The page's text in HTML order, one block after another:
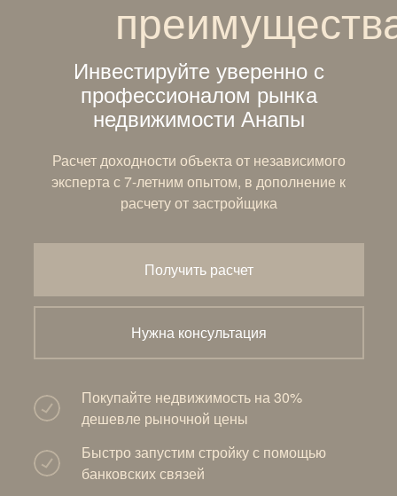
Расчет доходности объекта от независимого
эксперта с 7-летним опытом, в дополнение к
расчету от застройщика
Инвестируйте уверенно с
профессионалом рынка
недвижимости Анапы
Нужна консультация
Получить расчет
Покупайте недвижимость на 30%
дешевле рыночной цены
Быстро запустим стройку с помощью
банковских связей